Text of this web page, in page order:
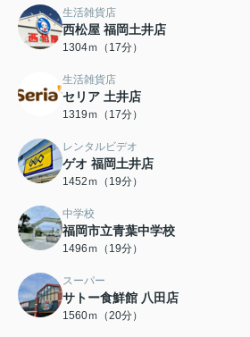
生活雑貨店
西松屋 福岡土井店
1304ｍ（17分）
生活雑貨店
セリア 土井店
1319ｍ（17分）
レンタルビデオ
ゲオ 福岡土井店
1452ｍ（19分）
中学校
福岡市立青葉中学校
1496ｍ（19分）
スーパー
サトー食鮮館 八田店
1560ｍ（20分）